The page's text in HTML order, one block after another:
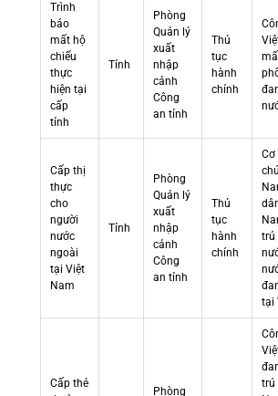
Trình
báo
mất hộ
chiếu
thực
hiện tại
cấp
tỉnh
Tỉnh
Phòng
Quản lý
xuất
nhập
cảnh
Công
an tỉnh
Thủ
tục
hành
chính
Cấp thị
thực
cho
người
nước
ngoài
tại Việt
Nam
Tỉnh
Phòng
Quản lý
xuất
nhập
cảnh
Công
an tỉnh
Thủ
tục
hành
chính
Cơ
trú
tại
Cấp thẻ
Phòng
trú